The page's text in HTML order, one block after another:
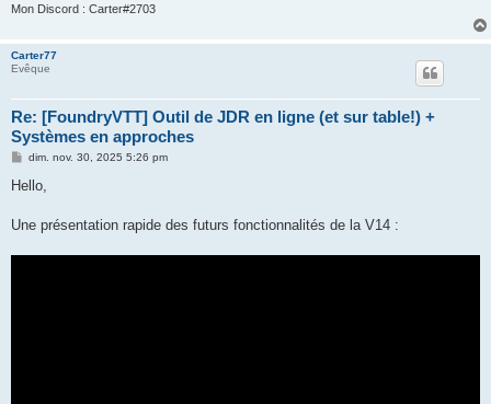
Mon Discord : Carter#2703
Carter77
Evêque
Re: [FoundryVTT] Outil de JDR en ligne (et sur table!) +
Systèmes en approches
M
s
g
dim. nov. 30, 2025 5:26 pm
Hello,
Une présentation rapide des futurs fonctionnalités de la V14 :